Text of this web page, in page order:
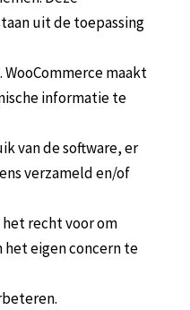
uit de toepassing
maakt
informatie te
van de software, er
verzameld en/of
recht voor om
het eigen concern te